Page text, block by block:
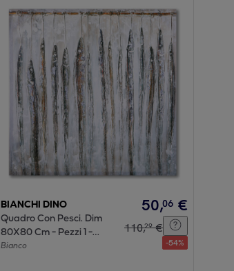
BIANCHI DINO
Quadro Con Pesci. Dim
80X80 Cm - Pezzi 1 -
80X80X3,5cm - Colore:
Bianco
50,06 €
110,29 €
-54%